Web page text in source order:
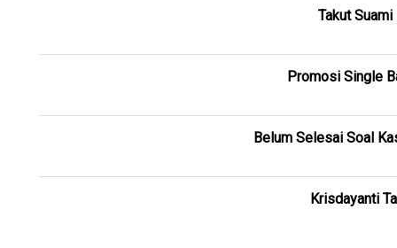
Takut
Promosi Single
Belum Selesai Soal
Krisdayanti